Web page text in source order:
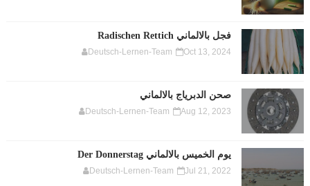
فجل بالالماني Radischen Rettich
Deutsch-Lernen-Team Oct 13, 2024
صحن الدبرياج بالالماني
Deutsch-Lernen-Team Aug 12, 2023
يوم الخميس بالالماني Der Donnerstag
Deutsch-Lernen-Team Jul 21, 2022